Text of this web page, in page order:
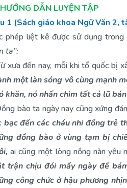
DẪN LUYỆN TẬP
1 (Sách giáo khoa Ngữ Văn 2,
phép liệt kê được sử dụng trong
ta”:
xưa đến nay, mỗi khi tổ quốc bị
một làn sóng vô cùng mạnh
khăn, nó nhấn chìm tất cả lũ
bào ta ngày nay cũng xứng
bạc đến các cháu nhi đồng trẻ
đồng bào ở vùng tạm bị
ai cũng một lòng nồng nàn yêu
trận chịu đói mấy ngày để
công chức ở hậu phương